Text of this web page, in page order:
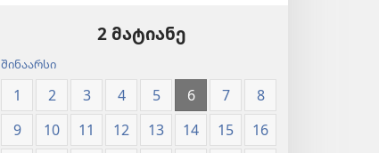
2 მატიანე
შინაარსი
1 2 3 4 5 6 7
8
9
10 11 12 13 14 15
16